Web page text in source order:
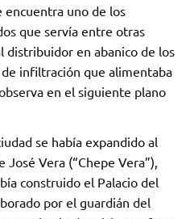
encuentra uno de los
que servía entre otras
distribuidor en abanico de los
infiltración que alimentaba
en el siguiente plano
se había expandido al
José Vera (“Chepe Vera”),
construido el Palacio del
por el guardián del